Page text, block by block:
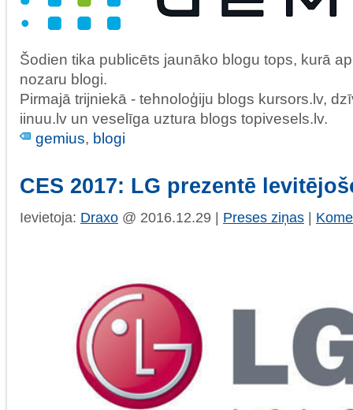
Šodien tika publicēts jaunāko blogu tops, kurā
nozaru blogi.
Pirmajā trijniekā - tehnoloģiju blogs kursors.lv,
iinuu.lv un veselīga uztura blogs topivesels.lv.
gemius, blogi
CES 2017: LG prezentē
Ievietoja: Draxo @ 2016.12.29 | Preses ziņas